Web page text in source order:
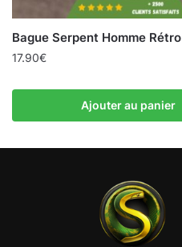
Bague Serpent Homme Rétro
17.90€
Ajouter au panier